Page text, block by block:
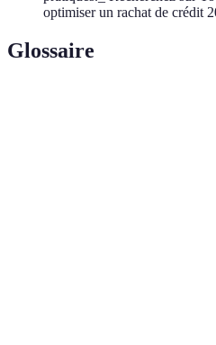
optimiser un rachat de crédit
Glossaire